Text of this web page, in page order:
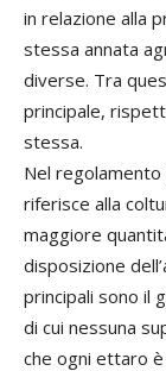
in relazione alla
stessa annata
diverse. Tra
principale,
stessa.
Nel
riferisce alla
maggiore
disposizione
principali sono il
di cui nessuna
che ogni ettaro